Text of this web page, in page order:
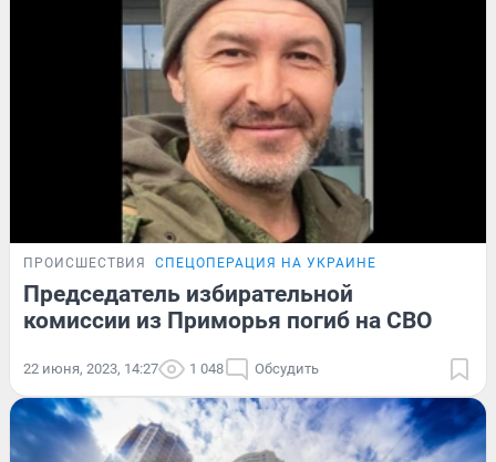
ПРОИСШЕСТВИЯ СПЕЦОПЕРАЦИЯ НА УКРАИНЕ
Председатель избирательной
комиссии из Приморья погиб на СВО
22 июня, 2023, 14:27 1 048 Обсудить